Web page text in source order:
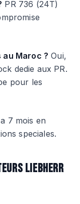
PR 736 (24T)
Maroc ? Oui,
dedie aux PR.
pour les
7 mois en
speciales.
LIEBHERR